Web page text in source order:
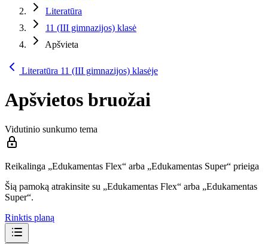
Literatūra
11 (III gimnazijos) klasė
Apšvieta
Literatūra 11 (III gimnazijos) klasėje
Apšvietos bruožai
Vidutinio sunkumo tema
Reikalinga „Edukamentas Flex“ arba „Edukamentas Super“ prieiga
Šią pamoką atrakinsite su „Edukamentas Flex“ arba „Edukamentas
Super“.
Rinktis planą